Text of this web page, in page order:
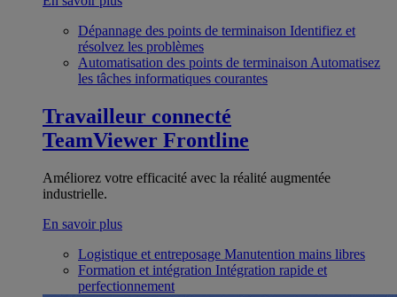
Dépannage des points de terminaison Identifiez et
résolvez les problèmes
Automatisation des points de terminaison Automatisez
les tâches informatiques courantes
Travailleur connecté
TeamViewer Frontline
Améliorez votre efficacité avec la réalité augmentée
industrielle.
En savoir plus
Logistique et entreposage Manutention mains libres
Formation et intégration Intégration rapide et
perfectionnement